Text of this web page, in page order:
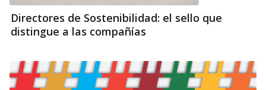
Directores de Sostenibilidad: el sello que
distingue a las compañías